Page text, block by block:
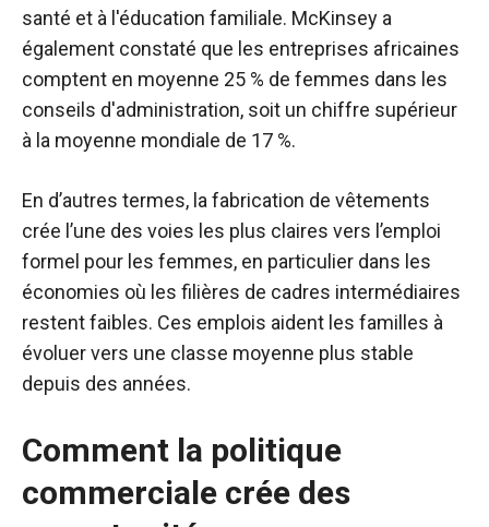
santé et à l'éducation familiale. McKinsey a
également constaté que les entreprises africaines
comptent en moyenne 25 % de femmes dans les
conseils d'administration, soit un chiffre supérieur
à la moyenne mondiale de 17 %.
En d’autres termes, la fabrication de vêtements
crée l’une des voies les plus claires vers l’emploi
formel pour les femmes, en particulier dans les
économies où les filières de cadres intermédiaires
restent faibles. Ces emplois aident les familles à
évoluer vers une classe moyenne plus stable
depuis des années.
Comment la politique
commerciale crée des